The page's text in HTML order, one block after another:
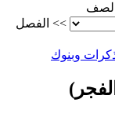
الصف
>>
الفصل
وبنوك